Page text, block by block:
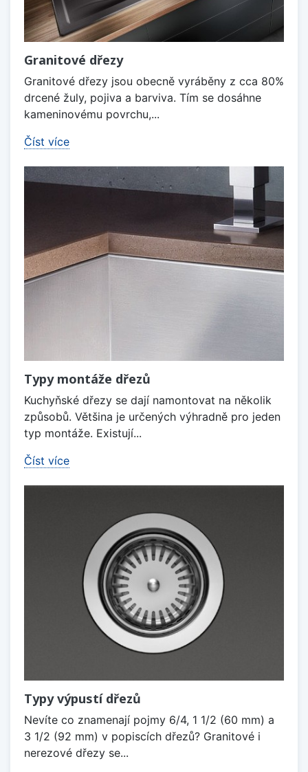
Granitové dřezy
Granitové dřezy jsou obecně vyráběny z cca 80%
drcené žuly, pojiva a barviva. Tím se dosáhne
kameninovému povrchu,...
Číst více
Typy montáže dřezů
Kuchyňské dřezy se dají namontovat na několik
způsobů. Většina je určených výhradně pro jeden
typ montáže. Existují...
Číst více
Typy výpustí dřezů
Nevíte co znamenají pojmy 6/4, 1 1/2 (60 mm) a
3 1/2 (92 mm) v popiscích dřezů? Granitové i
nerezové dřezy se...